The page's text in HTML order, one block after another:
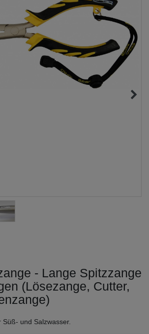
- Lange Spitzzange
(Lösezange, Cutter,
und Salzwasser.